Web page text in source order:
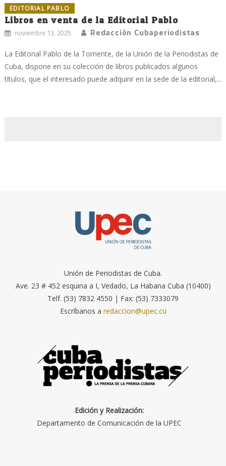
EDITORIAL PABLO
Libros en venta de la Editorial Pablo
noviembre 13, 2025 Redacción Cubaperiodistas
La Editorial Pablo de la Torriente, de la Unión de la Periodistas de
Cuba, dispone en su colección de libros publicados algunos
títulos, que el interesado puede adquirir en la sede de la editorial,...
Unión de Periodistas de Cuba.
Ave. 23 # 452 esquina a I, Vedado, La Habana Cuba (10400)
Telf. (53) 7832 4550 | Fax: (53) 7333079
Escríbanos a redaccion@upec.cu
Edición y Realización:
Departamento de Comunicación de la UPEC